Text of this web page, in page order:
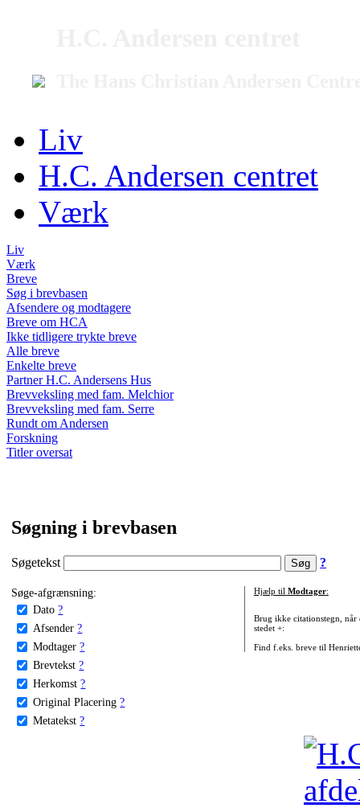
Liv
H.C. Andersen centret
Værk
Liv
Værk
Breve
Søg i brevbasen
Afsendere og modtagere
Breve om HCA
Ikke tidligere trykte breve
Alle breve
Enkelte breve
Partner H.C. Andersens Hus
Brevveksling med fam. Melchior
Brevveksling med fam. Serre
Rundt om Andersen
Forskning
Titler oversat
Søgning i brevbasen
Søgetekst ?
Søge-afgrænsning:
Dato ?
Afsender ?
Modtager ?
Brevtekst ?
Herkomst ?
Original Placering ?
Metatekst ?
Hjælp til Modtager:
Brug ikke citationstegn, når
stedet +:
Find f.eks. breve til